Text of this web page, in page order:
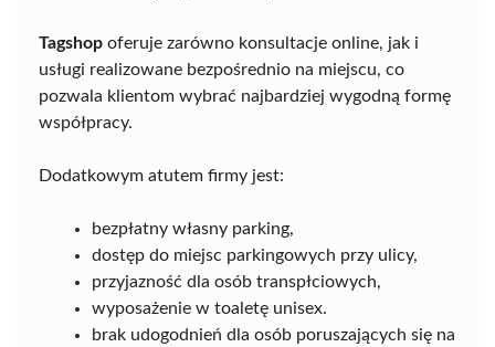
Tagshop oferuje zarówno konsultacje online, jak i
usługi realizowane bezpośrednio na miejscu, co
pozwala klientom wybrać najbardziej wygodną formę
współpracy.
Dodatkowym atutem firmy jest:
bezpłatny własny parking,
dostęp do miejsc parkingowych przy ulicy,
przyjazność dla osób transpłciowych,
wyposażenie w toaletę unisex.
brak udogodnień dla osób poruszających się na